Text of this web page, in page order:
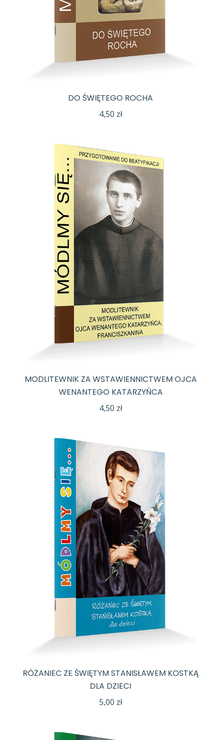
DO ŚWIĘTEGO ROCHA
4,50 zł
MODLITEWNIK ZA WSTAWIENNICTWEM OJCA
WENANTEGO KATARZYŃCA
4,50 zł
RÓŻANIEC ZE ŚWIĘTYM STANISŁAWEM KOSTKĄ
DLA DZIECI
5,00 zł